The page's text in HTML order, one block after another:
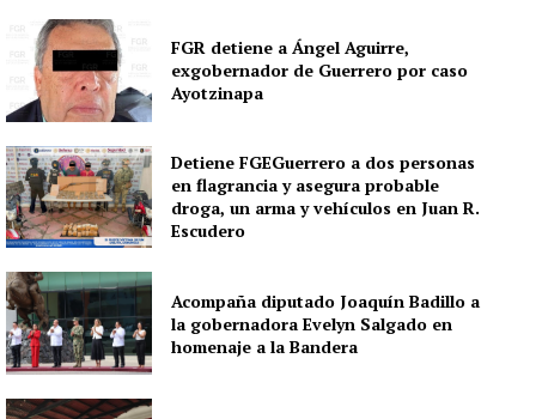
FGR detiene a Ángel Aguirre,
exgobernador de Guerrero por caso
Ayotzinapa
Detiene FGEGuerrero a dos personas
en flagrancia y asegura probable
droga, un arma y vehículos en Juan R.
Escudero
Acompaña diputado Joaquín Badillo a
la gobernadora Evelyn Salgado en
homenaje a la Bandera